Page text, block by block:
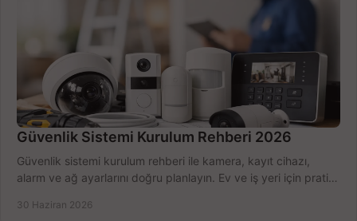
Güvenlik Sistemi Kurulum Rehberi 2026
Güvenlik sistemi kurulum rehberi ile kamera, kayıt cihazı,
alarm ve ağ ayarlarını doğru planlayın. Ev ve iş yeri için pratik
30 Haziran 2026